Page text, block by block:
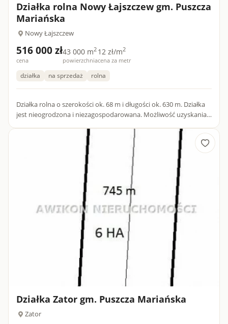
Działka rolna Nowy Łajszczew gm. Puszcza
Mariańska
Nowy Łajszczew
516 000 zł
cena
43 000 m2
powierzchnia
12 zł/m2
cena za metr
działka na sprzedaż rolna
Działka rolna o szerokości ok. 68 m i długości ok. 630 m. Działka
jest nieogrodzona i niezagospodarowana. Możliwość uzyskania
Działka Zator gm. Puszcza Mariańska
Zator